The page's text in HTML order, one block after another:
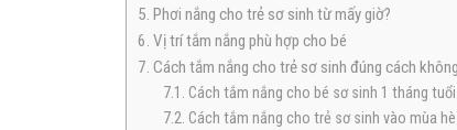
5. Phơi nắng cho trẻ sơ sinh từ mấy giờ?
6. Vị trí tắm nắng phù hợp cho bé
7. Cách tắm nắng cho trẻ sơ sinh đúng cách
7.1. Cách tắm nắng cho bé sơ sinh 1 tháng tuổi
7.2. Cách tắm nắng cho trẻ sơ sinh vào mùa hè